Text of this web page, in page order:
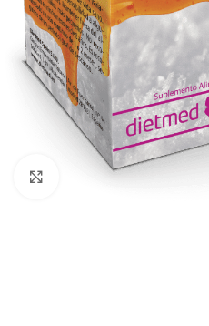
Click to enlarge